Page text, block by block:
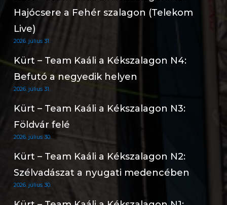
Hajócsere a Fehér szalagon (Telekom
Live)
2026. július 31.
Kürt – Team Kaáli a Kékszalagon N4:
Befutó a negyedik helyen
2026. július 31.
Kürt – Team Kaáli a Kékszalagon N3:
Földvár felé
2026. július 30.
Kürt – Team Kaáli a Kékszalagon N2:
Szélvadászat a nyugati medencében
2026. július 30.